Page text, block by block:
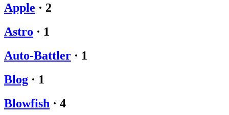
Apple · 2
Astro · 1
Auto-Battler · 1
Blog · 1
Blowfish · 4